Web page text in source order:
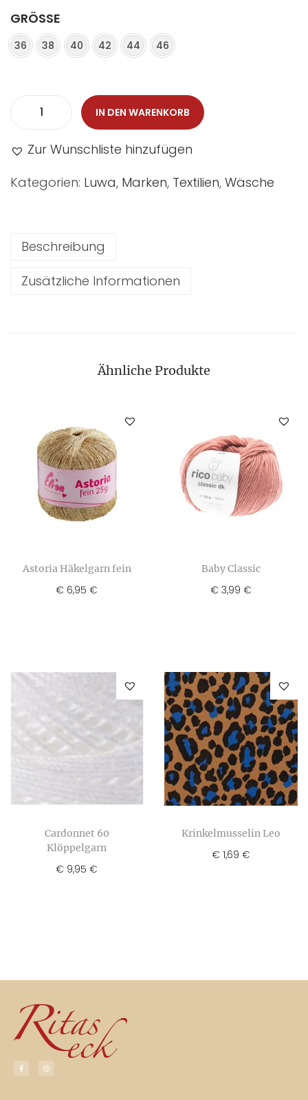
GRÖSSE
36 38 40 42 44 46
IN DEN WARENKORB
Zur Wunschliste hinzufügen
Kategorien: Luwa, Marken, Textilien, Wäsche
Beschreibung
Zusätzliche Informationen
Ähnliche Produkte
Astoria Häkelgarn fein
€ 6,95 €
Baby Classic
€ 3,99 €
Cardonnet 60
Klöppelgarn
€ 9,95 €
Krinkelmusselin Leo
€ 1,69 €